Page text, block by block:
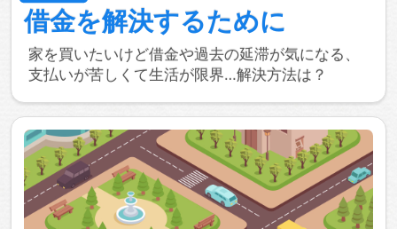
借金を解決するために
家を買いたいけど借金や過去の延滞が気になる、
支払いが苦しくて生活が限界…解決方法は？